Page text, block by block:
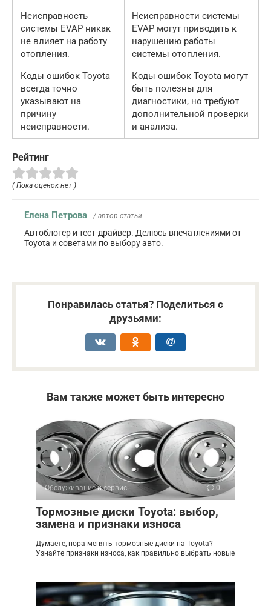
Неисправность
системы EVAP никак
не влияет на работу
отопления.
Неисправности системы
EVAP могут приводить к
нарушению работы
системы отопления.
Коды ошибок Toyota
всегда точно
указывают на
причину
неисправности.
Коды ошибок Toyota могут
быть полезны для
диагностики, но требуют
дополнительной проверки
и анализа.
Рейтинг
( Пока оценок нет )
Елена Петрова / автор статьи
Автоблогер и тест-драйвер. Делюсь впечатлениями от
Toyota и советами по выбору авто.
Понравилась статья? Поделиться с
друзьями:
Вам также может быть интересно
Обслуживание и сервис 0
Тормозные диски Toyota: выбор,
замена и признаки износа
Думаете, пора менять тормозные диски на Toyota?
Узнайте признаки износа, как правильно выбрать новые